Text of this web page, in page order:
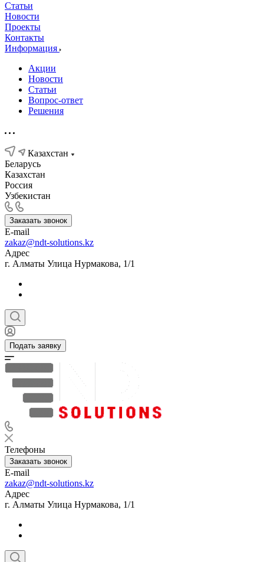
Статьи
Новости
Проекты
Контакты
Информация
Акции
Новости
Статьи
Вопрос-ответ
Решения
Казахстан
Беларусь
Казахстан
Россия
Узбекистан
Заказать звонок
E-mail
zakaz@ndt-solutions.kz
Адрес
г. Алматы Улица Нурмакова, 1/1
Подать заявку
Телефоны
Заказать звонок
E-mail
zakaz@ndt-solutions.kz
Адрес
г. Алматы Улица Нурмакова, 1/1